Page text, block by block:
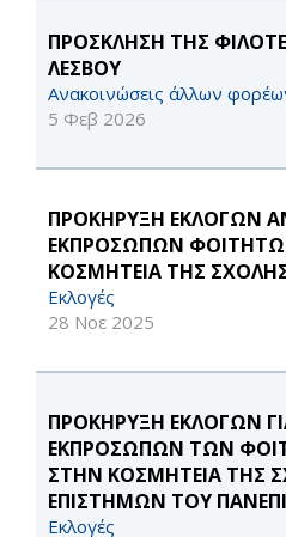
ΠΡΟΣΚΛΗΣΗ ΤΗΣ
ΛΕΣΒΟΥ
Ανακοινώσεις άλλων
5 Φεβ 2026
ΠΡΟΚΗΡΥΞΗ ΕΚΛΟΓΩΝ
ΕΚΠΡΟΣΩΠΩΝ
ΚΟΣΜΗΤΕΙΑ ΤΗΣ
Εκλογές
28 Νοε 2025
ΠΡΟΚΗΡΥΞΗ ΕΚΛΟΓΩΝ
ΕΚΠΡΟΣΩΠΩΝ ΤΩΝ
ΣΤΗΝ ΚΟΣΜΗΤΕΙΑ ΤΗΣ
ΕΠΙΣΤΗΜΩΝ ΤΟΥ
Εκλογές